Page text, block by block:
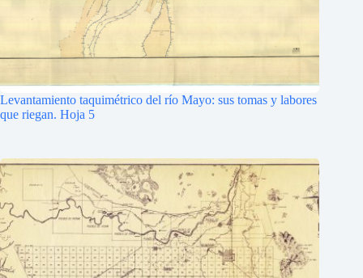
Levantamiento taquimétrico del río Mayo: sus tomas y labores
que riegan. Hoja 5